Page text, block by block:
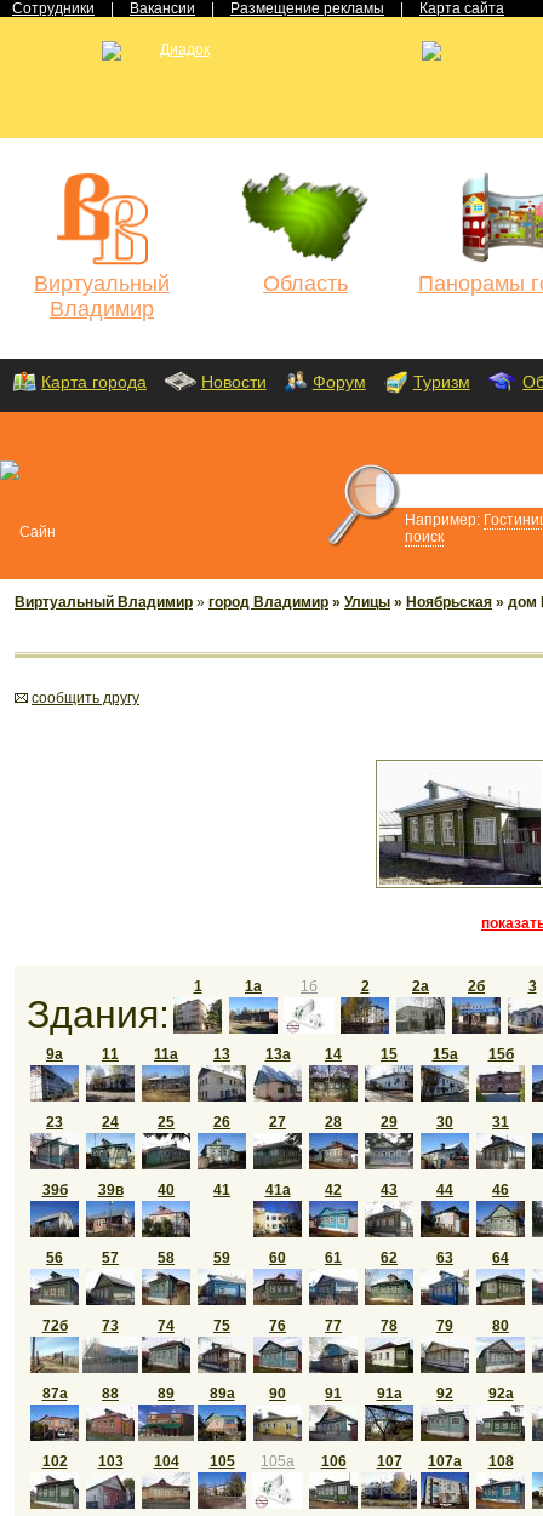
Сотрудники Вакансии Размещение рекламы Карта сайта
Виртуальный
Владимир
Область Панорамы
Карта города Новости Форум Туризм
Например:
поиск
Виртуальный Владимир » город Владимир » Улицы » Ноябрьская » дом
cообщить другу
Здания:
1 1а 1б 2 2а 2б 3
9а 11 11а 13 13а 14 15 15а 15б
23 24 25 26 27 28 29 30 31
39б 39в 40 41 41а 42 43 44 46
56 57 58 59 60 61 62 63 64
72б 73 74 75 76 77 78 79 80
87а 88 89 89а 90 91 91а 92 92а
102 103 104 105 105а 106 107 107а 108